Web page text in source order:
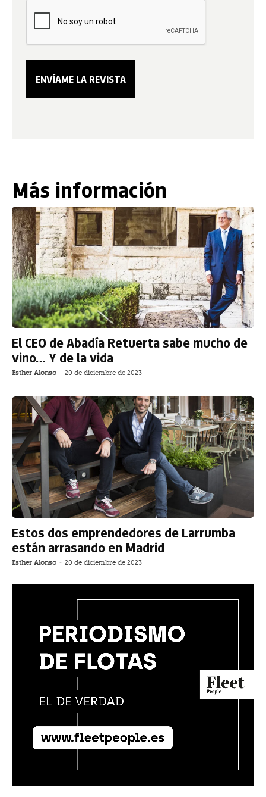
Más información
El CEO de Abadía Retuerta sabe mucho de
vino… Y de la vida
Esther Alonso - 20 de diciembre de 2023
Estos dos emprendedores de Larrumba
están arrasando en Madrid
Esther Alonso - 20 de diciembre de 2023